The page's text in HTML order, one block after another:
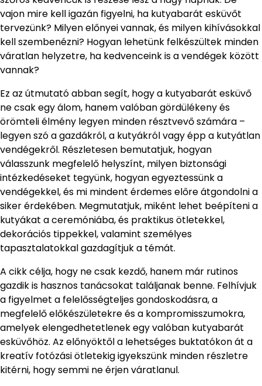
vajon mire kell igazán figyelni, ha kutyabarát esküvőt
tervezünk? Milyen előnyei vannak, és milyen kihívásokkal
kell szembenézni? Hogyan lehetünk felkészültek minden
váratlan helyzetre, ha kedvenceink is a vendégek között
vannak?
Ez az útmutató abban segít, hogy a kutyabarát esküvő
ne csak egy álom, hanem valóban gördülékeny és
örömteli élmény legyen minden résztvevő számára –
legyen szó a gazdákról, a kutyákról vagy épp a kutyátlan
vendégekről. Részletesen bemutatjuk, hogyan
válasszunk megfelelő helyszínt, milyen biztonsági
intézkedéseket tegyünk, hogyan egyeztessünk a
vendégekkel, és mi mindent érdemes előre átgondolni a
siker érdekében. Megmutatjuk, miként lehet beépíteni a
kutyákat a ceremóniába, és praktikus ötletekkel,
dekorációs tippekkel, valamint személyes
tapasztalatokkal gazdagítjuk a témát.
A cikk célja, hogy ne csak kezdő, hanem már rutinos
gazdik is hasznos tanácsokat találjanak benne. Felhívjuk
a figyelmet a felelősségteljes gondoskodásra, a
megfelelő előkészületekre és a kompromisszumokra,
amelyek elengedhetetlenek egy valóban kutyabarát
esküvőhöz. Az előnyöktől a lehetséges buktatókon át a
kreatív fotózási ötletekig igyekszünk minden részletre
kitérni, hogy semmi ne érjen váratlanul.